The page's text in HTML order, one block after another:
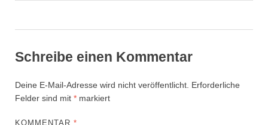
Schreibe einen Kommentar
Deine E-Mail-Adresse wird nicht veröffentlicht. Erforderliche
Felder sind mit * markiert
KOMMENTAR*